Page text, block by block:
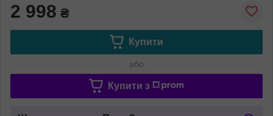
2 998 ₴
Купити
або
Купити з